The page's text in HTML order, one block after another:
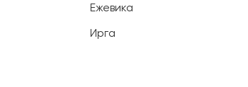
Ежевика
Ирга